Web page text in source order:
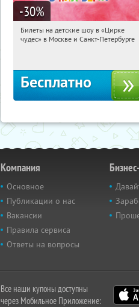
-30%
18:07:39 Получили:3285
Билеты на детские шоу в «Цирке
чудес» в Москве и Санкт-Петербурге
Бесплатно
Компания
Основное
Публикации о нас
Вакансии
Правила сервиса
Ответы на вопросы
Все наши купоны доступны
через Мобильное Приложение: